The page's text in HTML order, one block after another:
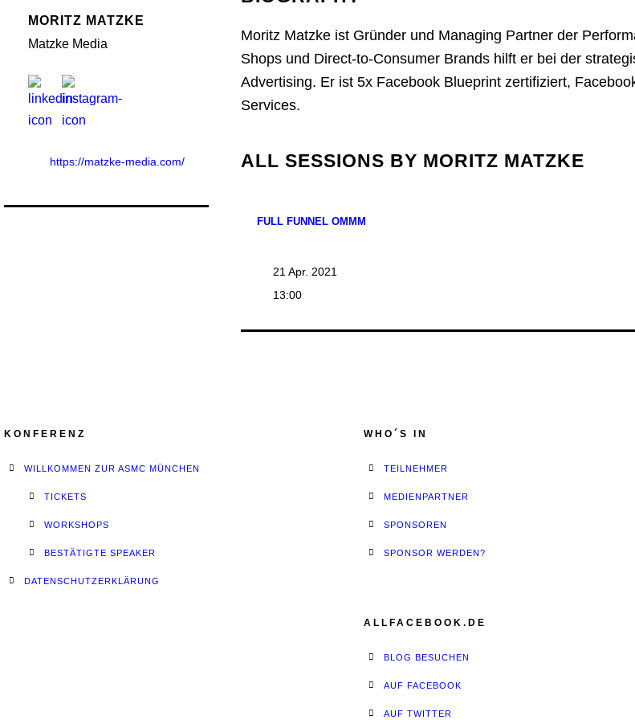
MORITZ MATZKE
Matzke Media
https://matzke-media.com/
Moritz Matzke ist Gründer und Managing Partner der
Shops und Direct-to-Consumer Brands hilft er bei der
Advertising. Er ist 5x Facebook Blueprint zertifiziert,
Services.
ALL SESSIONS BY MORITZ MATZKE
FULL FUNNEL OMMM
21 Apr. 2021
13:00
KONFERENZ
WILLKOMMEN ZUR ASMC MÜNCHEN
TICKETS
WORKSHOPS
BESTÄTIGTE SPEAKER
DATENSCHUTZERKLÄRUNG
WHO´S IN
TEILNEHMER
MEDIENPARTNER
SPONSOREN
SPONSOR WERDEN?
ALLFACEBOOK.DE
BLOG BESUCHEN
AUF FACEBOOK
AUF TWITTER